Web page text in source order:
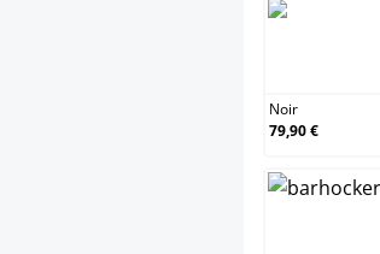
Noir
79,90 €